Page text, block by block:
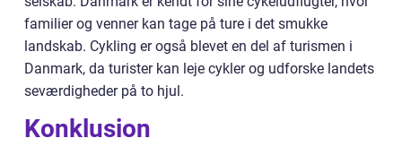
familier og venner kan tage på ture i det smukke
landskab. Cykling er også blevet en del af turismen i
Danmark, da turister kan leje cykler og udforske landets
seværdigheder på to hjul.
Konklusion